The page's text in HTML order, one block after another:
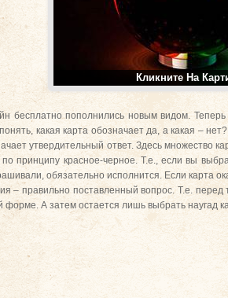
Кликните На
бесплатно пополнились новым видом.
какая карта обозначает да, а какая –
утвердительный ответ. Здесь множество
принципу красное-черное. Т.е., если вы
обязательно исполнится. Если карта
– правильно поставленный вопрос. Т.е.
форме. А затем остается лишь выбрать наугад